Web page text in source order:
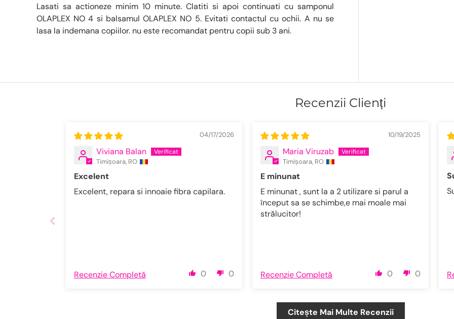
Lasati sa actioneze minim 10 minute. Clatiti si apoi continuati cu samponul
OLAPLEX NO 4 si balsamul OLAPLEX NO 5. Evitati contactul cu ochii. A nu se
lasa la indemana copiilor. nu este recomandat pentru copii sub 3 ani.
Recenzii Clienți
04/17/2026
Viviana Balan
Timișoara, RO
Excelent
Excelent, repara si innoaie fibra capilara.
0 0
Recenzie Completă
10/19/2025
Maria Viruzab
Timișoara, RO
E minunat
E minunat , sunt la a 2 utilizare si parul a
început sa se schimbe,e mai moale mai
strălucitor!
0 0
Recenzie Completă
Citește Mai Multe Recenzii